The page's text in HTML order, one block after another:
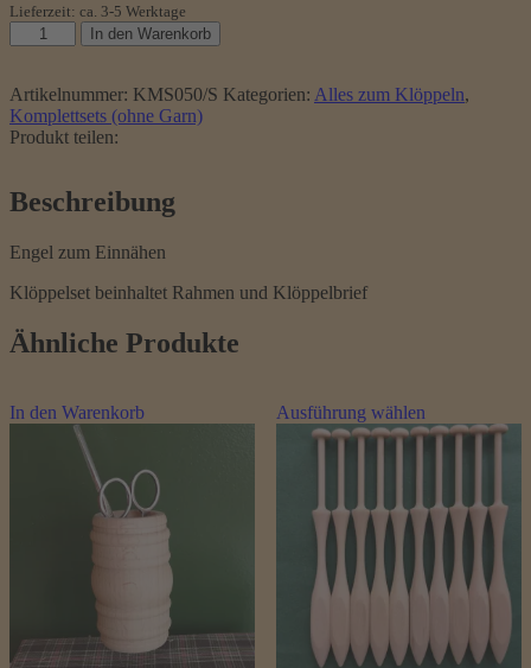
Lieferzeit: ca. 3-5 Werktage
Klöppelset
Engel
In den Warenkorb
Artikelnummer: KMS050/S Kategorien: Alles zum Klöppeln,
Komplettsets (ohne Garn)
Produkt teilen:
Beschreibung
Engel zum Einnähen
Klöppelset beinhaltet Rahmen und Klöppelbrief
Ähnliche Produkte
In den Warenkorb Ausführung wählenProdukt
weist
Die
Optionen
können
auf
gewählt